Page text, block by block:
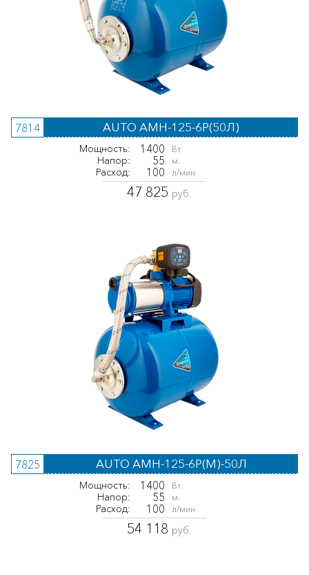
7814 AUTO AMH-125-6P(50Л)
Мощность: 1400 Вт
Напор: 55 м.
Расход: 100 л/мин
47 825 руб.
7825 AUTO AMH-125-6P(M)-50Л
Мощность: 1400 Вт
Напор: 55 м.
Расход: 100 л/мин
54 118 руб.